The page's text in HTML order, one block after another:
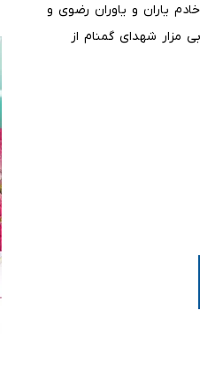
‌یاران و یاوران رضوی و
مزار شهدای گمنام از